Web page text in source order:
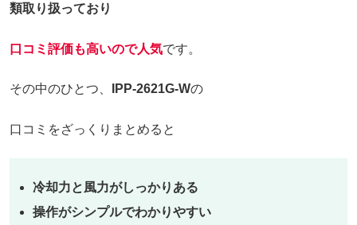
類取り扱っており
口コミ評価も高いので人気です。
その中のひとつ、 IPP-2621G-Wの
口コミをざっくりまとめると
冷却力と風力がしっかりある
操作がシンプルでわかりやすい